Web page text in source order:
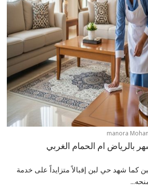
بالرياض ام الحمام الغربي
كما شهد حي لبن إقبالاً متزايداً على خدمة